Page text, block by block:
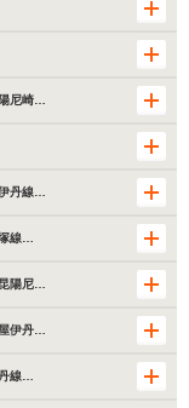
尼崎…
丹線…
線…
陽尼…
伊丹…
線…